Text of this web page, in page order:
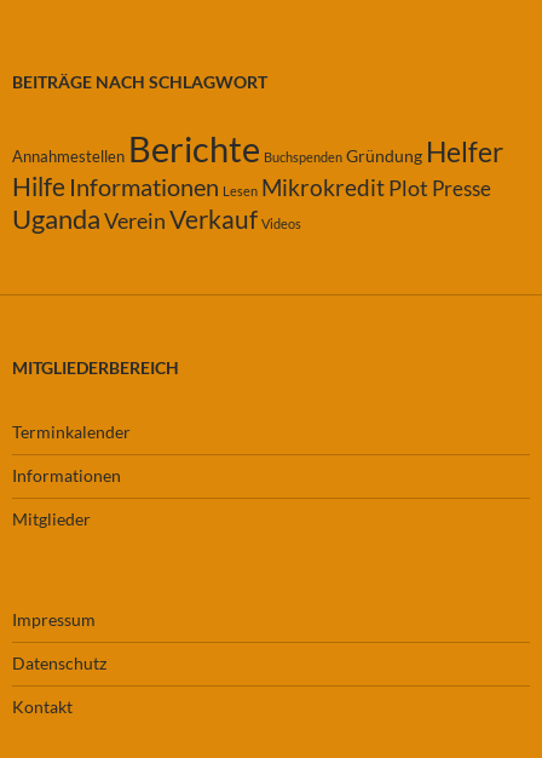
BEITRÄGE NACH SCHLAGWORT
Annahmestellen Berichte Buchspenden Gründung Helfer
Hilfe Informationen Lesen MikrokreditPlot Presse
UgandaVereinVerkauf Videos
MITGLIEDERBEREICH
Terminkalender
Informationen
Mitglieder
Impressum
Datenschutz
Kontakt